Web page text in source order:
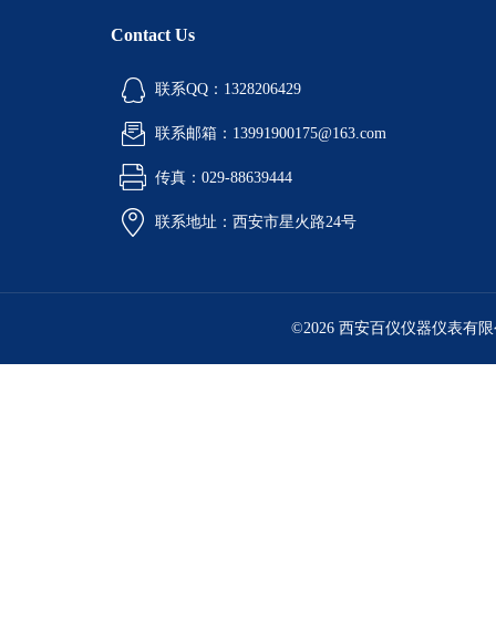
Contact Us
联系QQ：1328206429
联系邮箱：13991900175@163.com
传真：029-88639444
联系地址：西安市星火路24号
©2026 西安百仪仪器仪表有